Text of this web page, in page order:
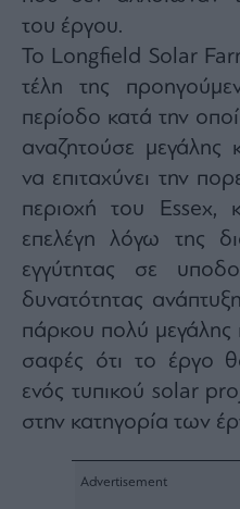
του έργου.
Το Longfield Solar
τέλη της
περίοδο κατά την
αναζητούσε μεγάλης
να επιταχύνει την
περιοχή του Essex,
επελέγη λόγω της
εγγύτητας σε
δυνατότητας
πάρκου πολύ μεγάλης
σαφές ότι το έργο
ενός τυπικού solar
στην κατηγορία των